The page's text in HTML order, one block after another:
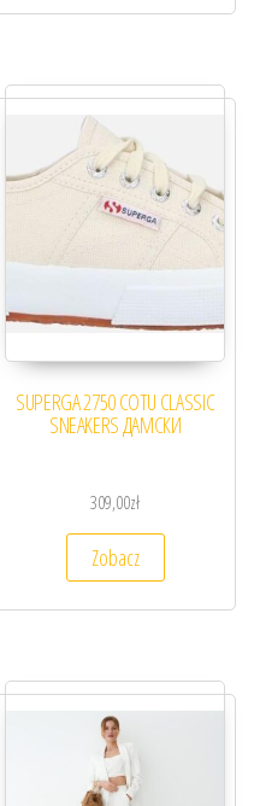
SUPERGA 2750 COTU CLASSIC
SNEAKERS ДАМСКИ
309,00zł
Zobacz